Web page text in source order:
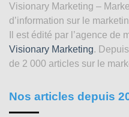
Visionary Marketing –
d’information sur le
Il est édité par l’agence de
Visionary Marketing.
de 2 000 articles sur le
Nos articles depuis